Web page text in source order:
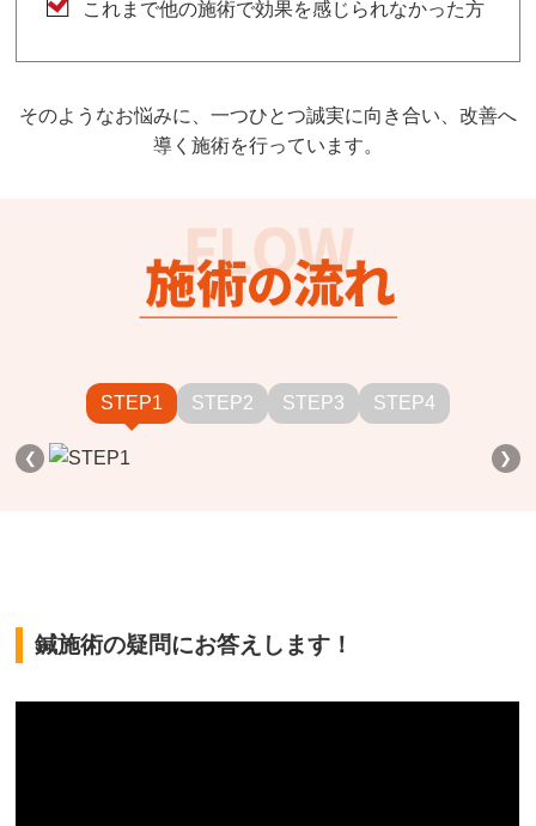
これまで他の施術で効果を感じられなかった方
そのようなお悩みに、一つひとつ誠実に向き合い、改善へ
導く施術を行っています。
STEP1 STEP2 STEP3 STEP4
❮ ❯
鍼施術の疑問にお答えします！